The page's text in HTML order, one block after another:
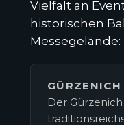
Vielfalt an
historischen
Messegelände:
Der